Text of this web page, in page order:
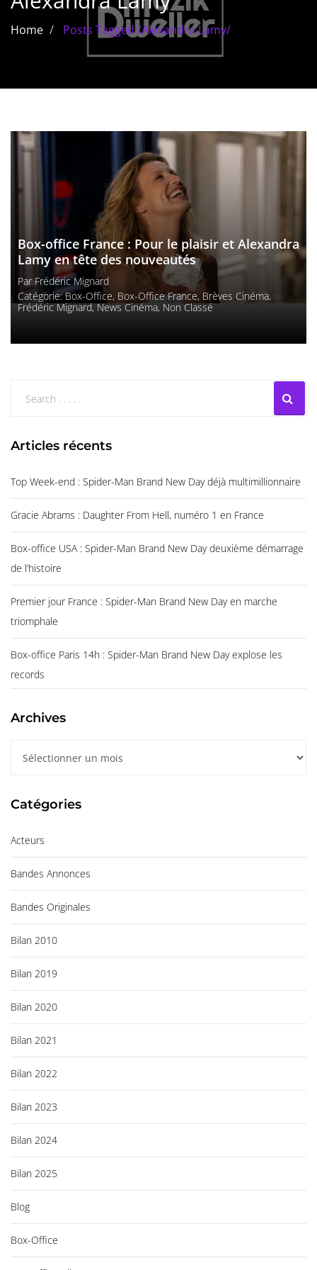
Les films par
interdits
Les Dossiers
Les disparus
Les acteurs
Les actrices
Les réalisateurs
Home Posts Tagged/Alexandra Lamy/
Box-office France : Pour le plaisir et Alexandra
Lamy en tête des nouveautés
ParFrédéric Mignard
Catégorie: Box-Office, Box-Office France, Brèves Cinéma,
Frédéric Mignard,News Cinéma, Non Classé
Articles récents
Top Week-end : Spider-Man Brand New Day déjà multimillionnaire
Gracie Abrams : Daughter From Hell, numéro 1 en France
Box-office USA : Spider-Man Brand New Day deuxième démarrage
de l’histoire
Premier jour France : Spider-Man Brand New Day en marche
triomphale
Box-office Paris 14h : Spider-Man Brand New Day explose les
records
Archives
h
v
e
s
Catégories
Acteurs
Bandes Annonces
Bandes Originales
Bilan 2010
Bilan 2019
Bilan 2020
Bilan 2021
Bilan 2022
Bilan 2023
Bilan 2024
Bilan 2025
Blog
Box-Office